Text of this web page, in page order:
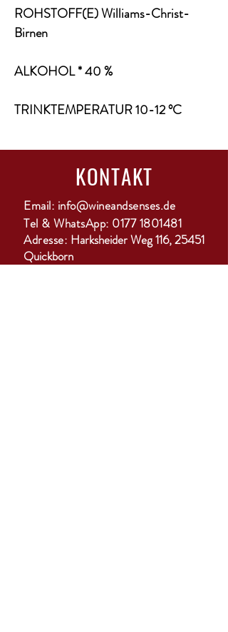
ROHSTOFF(E) Williams-Christ-
Birnen
ALKOHOL * 40 %
TRINKTEMPERATUR 10-12 °C
KONTAKT
Email: info@wineandsenses.de
Tel & WhatsApp: 0177 1801481
Adresse: Harksheider Weg 116, 25451
Quickborn